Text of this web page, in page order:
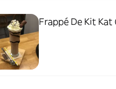
Frappé De Kit Kat